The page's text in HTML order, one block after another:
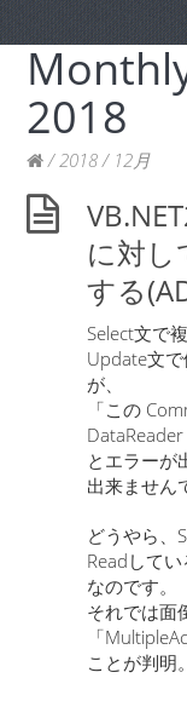
2018
/ 2018 / 12月
に対し
する
Select文で
Update文
が、
「この
とエラーが
出来ません
どうやら、
Readして
なのです。
それでは面
「
ことが判明。